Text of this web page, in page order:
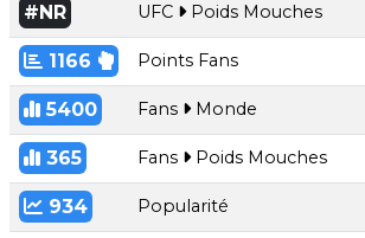
#NR UFC Poids Mouches
1166 Points Fans
5400 Fans Monde
365 Fans Poids Mouches
934 Popularité